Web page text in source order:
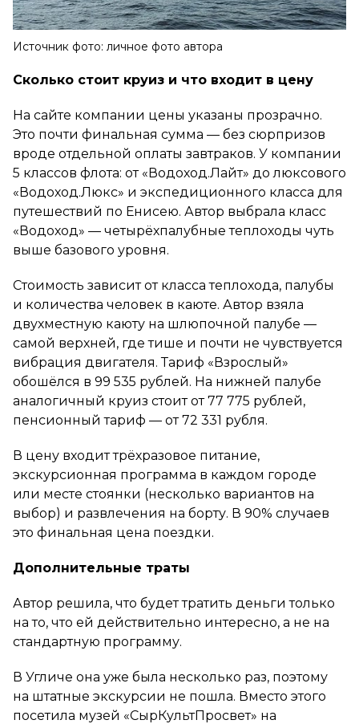
Источник фото: личное фото автора
Сколько стоит круиз и что входит в цену
На сайте компании цены указаны прозрачно.
Это почти финальная сумма — без сюрпризов
вроде отдельной оплаты завтраков. У компании
5 классов флота: от «Водоход.Лайт» до люксового
«Водоход.Люкс» и экспедиционного класса для
путешествий по Енисею. Автор выбрала класс
«Водоход» — четырёхпалубные теплоходы чуть
выше базового уровня.
Стоимость зависит от класса теплохода, палубы
и количества человек в каюте. Автор взяла
двухместную каюту на шлюпочной палубе —
самой верхней, где тише и почти не чувствуется
вибрация двигателя. Тариф «Взрослый»
обошёлся в 99 535 рублей. На нижней палубе
аналогичный круиз стоит от 77 775 рублей,
пенсионный тариф — от 72 331 рубля.
В цену входит трёхразовое питание,
экскурсионная программа в каждом городе
или месте стоянки (несколько вариантов на
выбор) и развлечения на борту. В 90% случаев
это финальная цена поездки.
Дополнительные траты
Автор решила, что будет тратить деньги только
на то, что ей действительно интересно, а не на
стандартную программу.
В Угличе она уже была несколько раз, поэтому
на штатные экскурсии не пошла. Вместо этого
посетила музей «СырКультПросвет» на